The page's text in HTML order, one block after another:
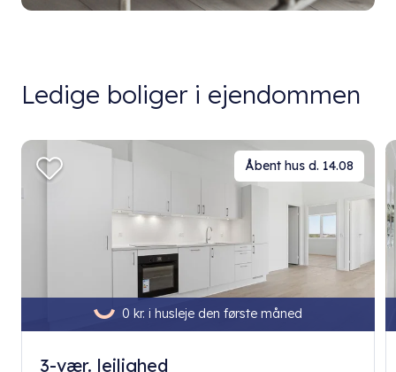
Ledige boliger i ejendommen
0 kr. i husleje den første måned
Åbent hus d. 14.08
3-vær. lejlighed